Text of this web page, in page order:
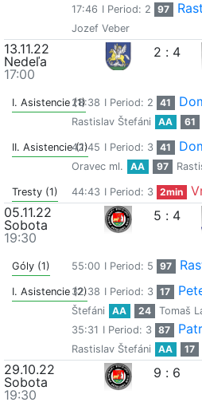
17:46 I Period: 2 97
Jozef Veber
13.11.22
Nedeľa
17:00
2 : 4
I. Asistencie (1)28:38 I Period: 2 41
Rastislav Štefáni
AA 61
II. Asistencie (1)
42:45 I Period: 3 41
Oravec ml.
AA 97
Tresty (1) 44:43 I Period: 3 2min
05.11.22
Sobota
19:30
5 : 4
Góly (1) 55:00 I Period: 5 97
I. Asistencie (2)32:38 I Period: 3 17
Štefáni
AA 24
Tomaš
35:31 I Period: 3 87
Rastislav Štefáni
AA 17
29.10.22
Sobota
19:30
9 : 6